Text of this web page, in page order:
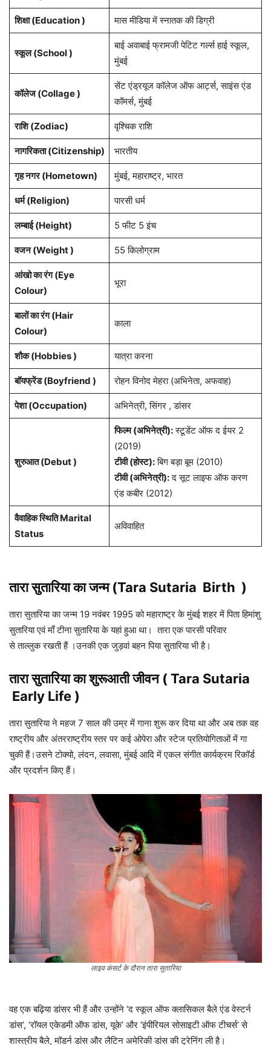
शिक्षा (Education ) मास मीडिया में स्नातक की डिग्री
स्कूल (School )
बाई अवाबाई फ्रामजी पेटिट गर्ल्स हाई स्कूल,
मुंबई
कॉलेज (Collage )
सेंट एंड्रयूज कॉलेज ऑफ आर्ट्स, साइंस एंड
कॉमर्स, मुंबई
राशि(Zodiac) वृश्चिक राशि
नागरिकता(Citizenship) भारतीय
गृह नगर(Hometown) मुंबई, महाराष्ट्र, भारत
धर्म (Religion) पारसी धर्म
लम्बाई (Height) 5 फीट 5 इंच
वजन (Weight ) 55 किलोग्राम
आंखो का रंग (Eye
Colour)
भूरा
बालों का रंग (Hair
Colour)
काला
शौक (Hobbies ) यात्रा करना
बॉयफ्रेंड (Boyfriend ) रोहन विनोद मेहरा (अभिनेता, अफवाह)
पेशा(Occupation) अभिनेत्री, सिंगर , डांसर
शुरुआत (Debut )
फिल्म (अभिनेत्री):स्टूडेंट ऑफ द ईयर 2
(2019)
टीवी (होस्ट):बिग बड़ा बूम (2010)
टीवी (अभिनेत्री):द सूट लाइफ ऑफ करण
एंड कबीर (2012)
वैवाहिक स्थिति Marital
Status
अविवाहित
तारा सुतारिया का जन्म (Tara Sutaria Birth )
तारा सुतारिया का जन्म 19 नवंबर 1995 को महाराष्ट्र के मुंबई शहर में पिता हिमांशु
सुतारिया एवं माँ टीना सुतारिया के यहां हुआ था। तारा एक पारसी परिवार
से ताल्लुक रखती हैं ।उनकी एक जुड़वां बहन पिया सुतारिया भी है।
तारा सुतारिया का शुरूआती जीवन ( Tara Sutaria
Early Life )
तारा सुतारिया ने महज 7 साल की उम्र में गाना शुरू कर दिया था और अब तक वह
राष्ट्रीय और अंतरराष्ट्रीय स्तर पर कई ओपेरा और स्टेज प्रतियोगिताओं में गा
चुकी हैं।उसने टोक्यो, लंदन, लवासा, मुंबई आदि में एकल संगीत कार्यक्रम रिकॉर्ड
और प्रदर्शन किए हैं।
लाइव कंसर्ट के दौरान तारा सुतारिया
वह एक बढ़िया डांसर भी हैं और उन्होंने ‘द स्कूल ऑफ क्लासिकल बैले एंड वेस्टर्न
डांस’, ‘रॉयल ​​एकेडमी ऑफ डांस, यूके’ और ‘इंपीरियल सोसाइटी ऑफ टीचर्स’ से
शास्त्रीय बैले, मॉडर्न डांस और लैटिन अमेरिकी डांस की ट्रेनिंग ली है।